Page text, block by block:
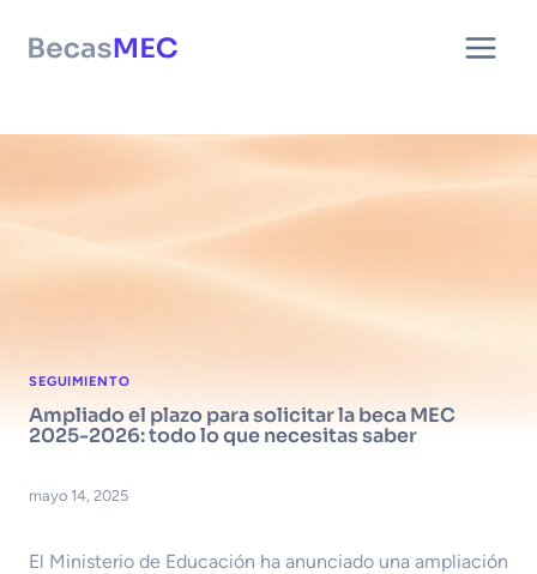
SEGUIMIENTO
Ampliado el plazo para solicitar la beca MEC
2025-2026: todo lo que necesitas saber
mayo 14, 2025
El Ministerio de Educación ha anunciado una ampliación